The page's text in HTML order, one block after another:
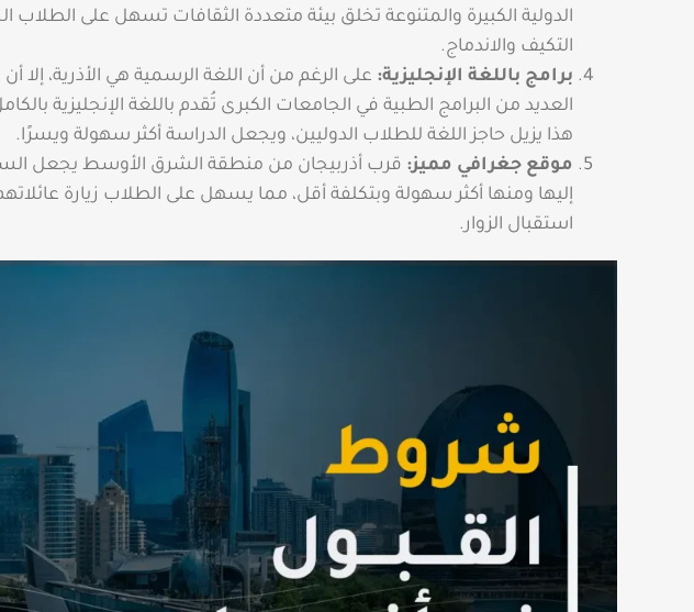
الدولية الكبيرة والمتنوعة تخلق بيئة متعددة الثقافات تسهل على الطلاب
التكيف والاندماج.
برامج باللغة الإنجليزية: على الرغم من أن اللغة الرسمية هي الأذرية، إلا أن
العديد من البرامج الطبية في الجامعات الكبرى تُقدم باللغة الإنجليزية
هذا يزيل حاجز اللغة للطلاب الدوليين، ويجعل الدراسة أكثر سهولة ويسرًا.
موقع جغرافي مميز: قرب أذربيجان من منطقة الشرق الأوسط يجعل
إليها ومنها أكثر سهولة وبتكلفة أقل، مما يسهل على الطلاب زيارة
استقبال الزوار.